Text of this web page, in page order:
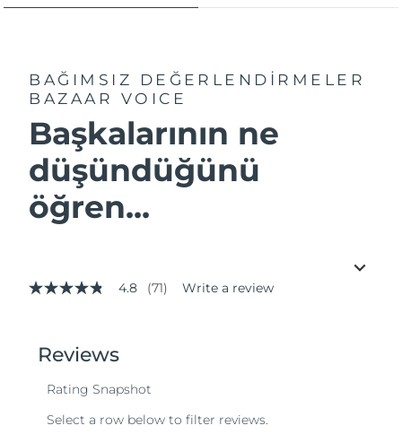
BAĞIMSIZ DEĞERLENDİRMELER
BAZAAR VOICE
Başkalarının ne
düşündüğünü
öğren...
4.8
stars,
average
value.
4.8 (71) Write a review